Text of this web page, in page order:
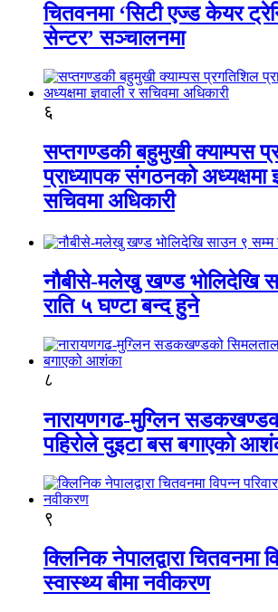
चितवनमा ‘सिटी एज्ड केयर
सेन्टर’ सञ्चालनमा
६
सप्तगण्डकी बहुमुखी क्याम्पस
प्राध्यापक संगठनको अध्यक्षमा
सचिवमा अधिकारी
नौबीसे-मलेखु खण्ड भोलिदेखि
राति ५ घण्टा बन्द हुने
८
नारायणगढ-मुग्लिन
पहिरोले दुइटा बस बगाएको
९
क्लिनिक नेपालद्वारा चितवनमा
स्वास्थ्य बीमा नवीकरण